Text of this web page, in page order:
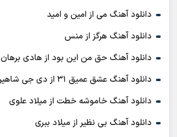
دانلود آهنگ می از امین و امید
دانلود آهنگ هرگز از منس
دانلود آهنگ حق من این بود از هادی برهان
دانلود آهنگ عشق عمیق ۳۱ از دی جی شاهین
دانلود آهنگ خاموشه خطت از میلاد علوی
دانلود آهنگ بی نظیر از میلاد ببری